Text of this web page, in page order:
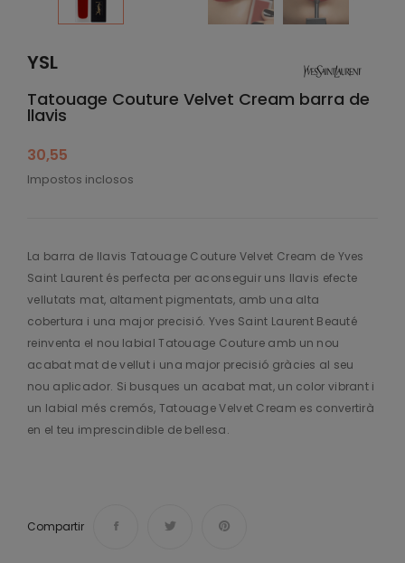
YSL
Tatouage Couture Velvet Cream barra de
llavis
30,55
Impostos inclosos
La barra de llavis Tatouage Couture Velvet Cream de Yves
Saint Laurent és perfecta per aconseguir uns llavis efecte
vellutats mat, altament pigmentats, amb una alta
cobertura i una major precisió. Yves Saint Laurent Beauté
reinventa el nou labial Tatouage Couture amb un nou
acabat mat de vellut i una major precisió gràcies al seu
nou aplicador. Si busques un acabat mat, un color vibrant i
un labial més cremós, Tatouage Velvet Cream es convertirà
en el teu imprescindible de bellesa.
Compartir